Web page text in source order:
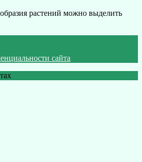
растений можно выделить
сайта